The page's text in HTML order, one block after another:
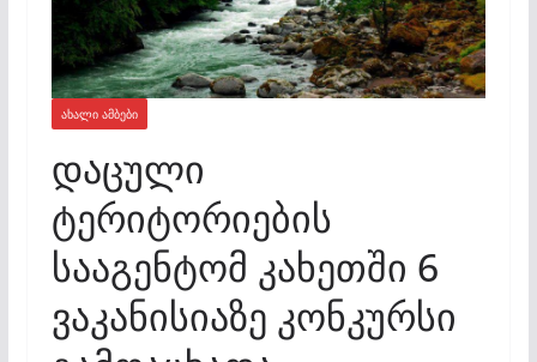
ᲐᲮᲐᲚᲘ ᲐᲛᲑᲔᲑᲘ
დაცული
ტერიტორიების
სააგენტომ კახეთში 6
ვაკანისიაზე კონკურსი